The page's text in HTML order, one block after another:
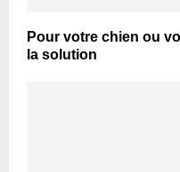
Pour votre chien ou
la solution